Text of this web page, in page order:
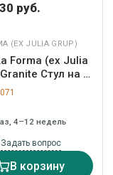
руб.
(ЕХ JULIA GRUP)
Forma (ех Julia
Стул на 3
из бежевого
и массива
4–12 недель
Задать вопрос
В корзину